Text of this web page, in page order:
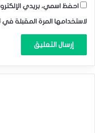
احفظ اسمي، بريدي
لاستخدامها المرة المقبلة